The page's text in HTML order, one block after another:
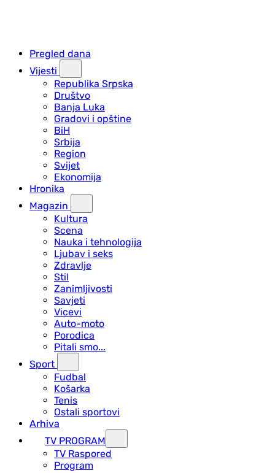
Pregled dana
Vijesti
Republika Srpska
Društvo
Banja Luka
Gradovi i opštine
BiH
Srbija
Region
Svijet
Ekonomija
Hronika
Magazin
Kultura
Scena
Nauka i tehnologija
Ljubav i seks
Zdravlje
Stil
Zanimljivosti
Savjeti
Vicevi
Auto-moto
Porodica
Pitali smo...
Sport
Fudbal
Košarka
Tenis
Ostali sportovi
Arhiva
TV PROGRAM
ТV Raspored
Program